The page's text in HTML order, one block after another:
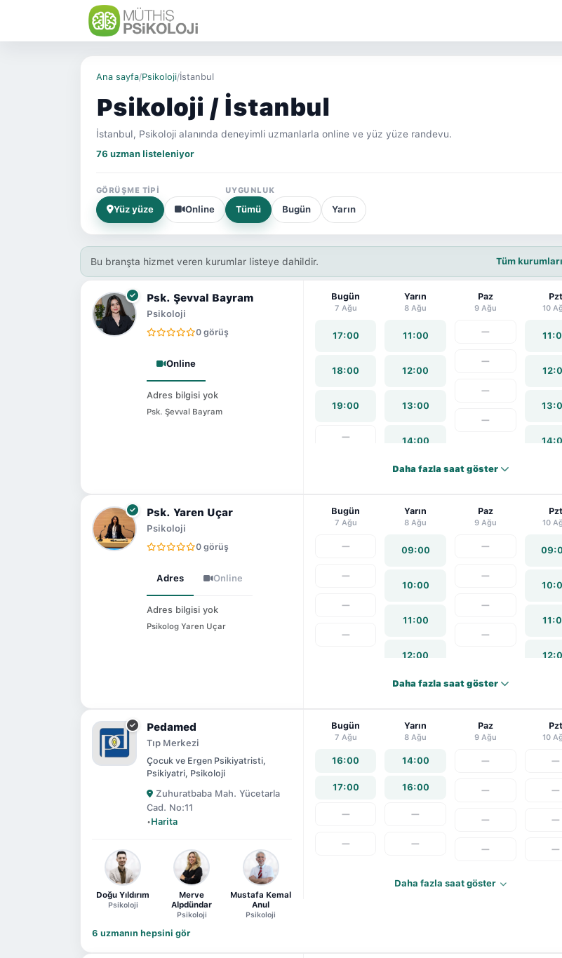
Ana sayfa/Psikoloji/İstanbul
Psikoloji / İstanbul
İstanbul, Psikoloji alanında deneyimli uzmanlarla online ve yüz yüze randevu.
76 uzman listeleniyor
GÖRÜŞME TIPI
Yüz yüze Online
UYGUNLUK
Tümü Bugün Yarın
Bu branşta hizmet veren kurumlar listeye dahildir. Tüm
Psk. Şevval Bayram
Psikoloji
0 görüş
Online
Adres bilgisi yok
Psk. Şevval Bayram
Bugün
7 Ağu
17:00
18:00
19:00
—
Yarın
8 Ağu
11:00
12:00
13:00
14:00
16:00
17:00
Paz
9 Ağu
—
—
—
—
Pzt
10
Daha fazla saat göster
Psk. Yaren Uçar
Psikoloji
0 görüş
Adres Online
Adres bilgisi yok
Psikolog Yaren Uçar
Bugün
7 Ağu
—
—
—
—
Yarın
8 Ağu
09:00
10:00
11:00
12:00
14:00
15:00
Paz
9 Ağu
—
—
—
—
Pzt
10
Daha fazla saat göster
Pedamed
Tıp Merkezi
Çocuk ve Ergen Psikiyatristi,
Psikiyatri, Psikoloji
Zuhuratbaba Mah. Yücetarla
Cad. No:11
•Harita
Doğu Yıldırım
Psikoloji
Merve
Alpdündar
Psikoloji
Mustafa Kemal
Anul
Psikoloji
6 uzmanın hepsini gör
Bugün
7 Ağu
16:00
17:00
—
—
Yarın
8 Ağu
14:00
16:00
—
—
Paz
9 Ağu
—
—
—
—
Pzt
10
—
—
—
—
Daha fazla saat göster